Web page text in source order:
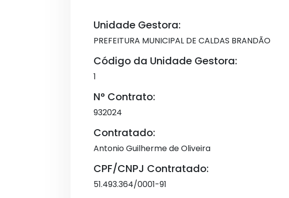
Unidade Gestora:
PREFEITURA MUNICIPAL DE CALDAS BRANDÃO
Código da Unidade Gestora:
1
N° Contrato:
932024
Contratado:
Antonio Guilherme de Oliveira
CPF/CNPJ Contratado:
51.493.364/0001-91